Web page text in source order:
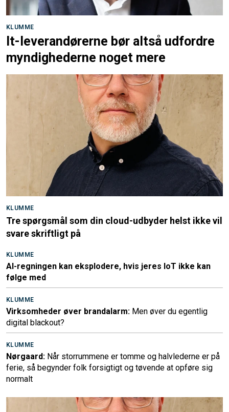
KLUMME
It-leverandørerne bør altså udfordre
myndighederne noget mere
KLUMME
Tre spørgsmål som din cloud-udbyder helst ikke vil
svare skriftligt på
KLUMME
AI-regningen kan eksplodere, hvis jeres IoT ikke kan
følge med
KLUMME
Virksomheder øver brandalarm: Men øver du egentlig
digital blackout?
KLUMME
Nørgaard: Når storrummene er tomme og halvlederne er på
ferie, så begynder folk forsigtigt og tøvende at opføre sig
normalt